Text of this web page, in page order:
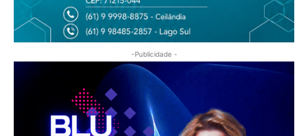
-Publicidade -